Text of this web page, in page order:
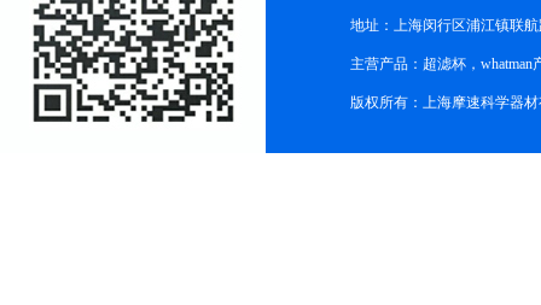
地址：上海闵行区浦江镇联航
主营产品：超滤杯，
版权所有：上海摩速科学器